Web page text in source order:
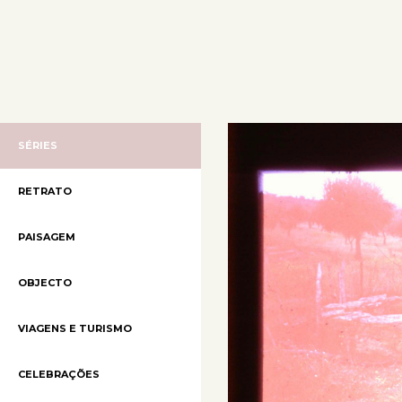
SÉRIES
RETRATO
PAISAGEM
OBJECTO
VIAGENS E TURISMO
CELEBRAÇÕES